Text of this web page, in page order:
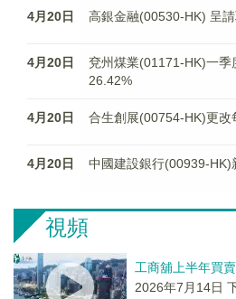
4月20日 高銀金融(00530-HK) 呈
4月20日
兗州煤業(01171-HK)一
26.42%
4月20日 合生創展(00754-HK)更改
4月20日 中國建設銀行(00939-HK)
視頻
工商舖上半年買
2026年7月14日